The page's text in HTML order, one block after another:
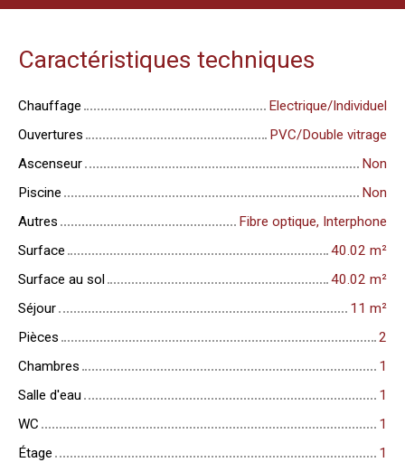
Caractéristiques techniques
Chauffage
Electrique/Individuel
Ouvertures
PVC/Double vitrage
Ascenseur
Non
Piscine
Non
Autres
Fibre optique, Interphone
Surface
40.02 m²
Surface au sol
40.02 m²
Séjour
11 m²
Pièces
2
Chambres
1
Salle d'eau
1
WC
1
Étage
1